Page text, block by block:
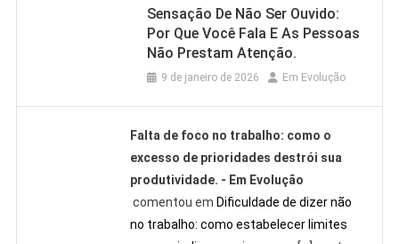
Sensação De Não Ser Ouvido:
Por Que Você Fala E As Pessoas
Não Prestam Atenção.
9 de janeiro de 2026 Em Evolução
Falta de foco no trabalho: como o
excesso de prioridades destrói sua
produtividade. - Em Evolução
comentou emDificuldade de dizer não
no trabalho: como estabelecer limites